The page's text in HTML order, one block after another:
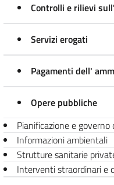
Controlli e rilievi
Servizi erogati
Pagamenti dell'
Opere pubbliche
Pianificazione e
Informazioni ambientali
Strutture sanitarie
Interventi straordinari e